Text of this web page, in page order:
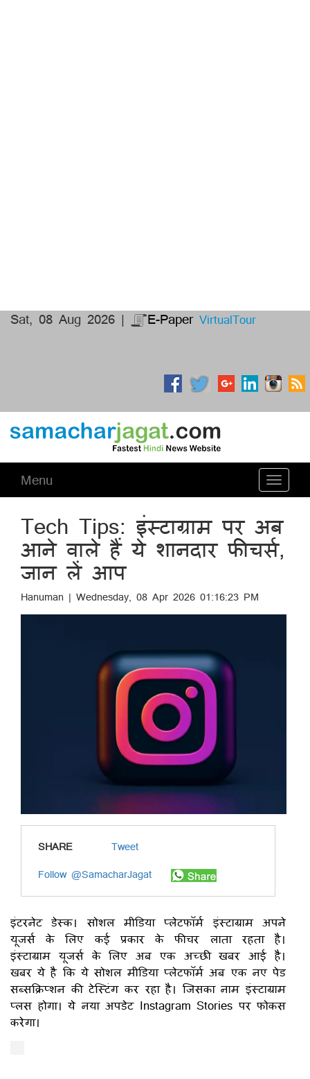
Sat, 08 Aug 2026 | E-Paper VirtualTour
Toggle
Menu
Tech Tips: इंस्टाग्राम पर अब
आने वाले हैं ये शानदार फीचर्स,
जान लें आप
Hanuman | Wednesday, 08 Apr 2026 01:16:23 PM
SHARE
Tweet
Follow @SamacharJagat
इंटरनेट डेस्क। सोशल मीडिया प्लेटफॉर्म इंस्टाग्राम अपने
यूजर्स के लिए कई प्रकार के फीचर लाता रहता है।
इंस्टाग्राम यूजर्स के लिए अब एक अच्छी खबर आई है।
खबर ये है कि ये सोशल मीडिया प्लेटफॉर्म अब एक नए पेड
सब्सक्रिप्शन की टेस्टिंग कर रहा है। जिसका नाम इंस्टाग्राम
प्लस होगा। ये नया अपडेट Instagram Stories पर फोकस
करेगा।